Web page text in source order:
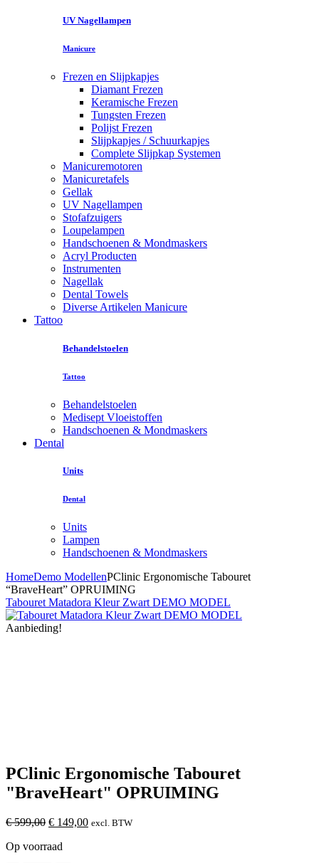
UV Nagellampen
Manicure
Frezen en Slijpkapjes
Diamant Frezen
Keramische Frezen
Tungsten Frezen
Polijst Frezen
Slijpkapjes / Schuurkapjes
Complete Slijpkap Systemen
Manicuremotoren
Manicuretafels
Gellak
UV Nagellampen
Stofafzuigers
Loupelampen
Handschoenen & Mondmaskers
Acryl Producten
Instrumenten
Nagellak
Dental Towels
Diverse Artikelen Manicure
Tattoo
Behandelstoelen
Tattoo
Behandelstoelen
Medisept Vloeistoffen
Handschoenen & Mondmaskers
Dental
Units
Dental
Units
Lampen
Handschoenen & Mondmaskers
HomeDemo ModellenPClinic Ergonomische Tabouret
“BraveHeart” OPRUIMING
Tabouret Matadora Kleur Zwart DEMO MODEL
Aanbieding!
PClinic Ergonomische Tabouret
"BraveHeart" OPRUIMING
€599,00 Oorspronkelijke
was:
€ 149,00Huidige
excl. BTW
Op voorraad